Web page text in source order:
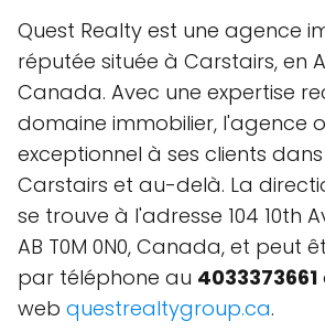
Quest Realty est une agence
réputée située à Carstairs, en
Canada. Avec une expertise
domaine immobilier, l'agence
exceptionnel à ses clients
Carstairs et au-delà. La
se trouve à l'adresse 104 10th
AB T0M 0N0, Canada, et peut
par téléphone au 4033373661
web questrealtygroup.ca.